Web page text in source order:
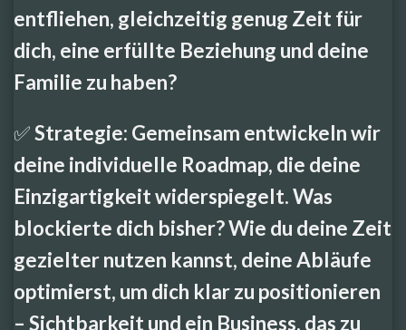
entfliehen, gleichzeitig genug Zeit für
dich, eine erfüllte Beziehung und deine
Familie zu haben?
✅ Strategie: Gemeinsam entwickeln wir
deine individuelle Roadmap, die deine
Einzigartigkeit widerspiegelt. Was
blockierte dich bisher? Wie du deine Zeit
gezielter nutzen kannst, deine Abläufe
optimierst, um dich klar zu positionieren
– Sichtbarkeit und ein Business, das zu